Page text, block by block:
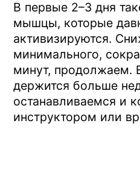
Читать статью